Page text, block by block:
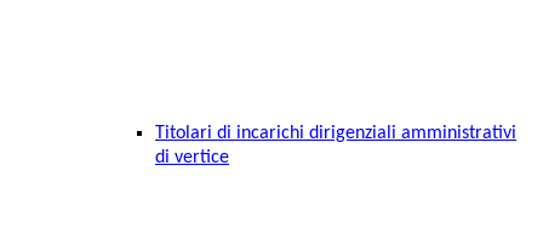
Titolari di incarichi dirigenziali amministrativi
di vertice